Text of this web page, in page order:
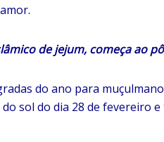
de jejum, começa ao
do ano para
sol do dia 28 de fevereiro